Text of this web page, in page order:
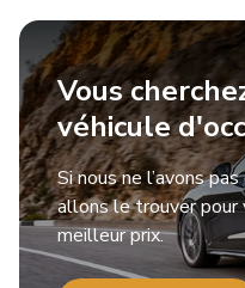
Vous
véhicule
Si nous ne l’avons
allons le trouver pour
meilleur prix.